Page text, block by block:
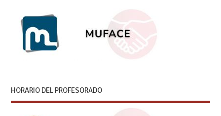
HORARIO DEL PROFESORADO